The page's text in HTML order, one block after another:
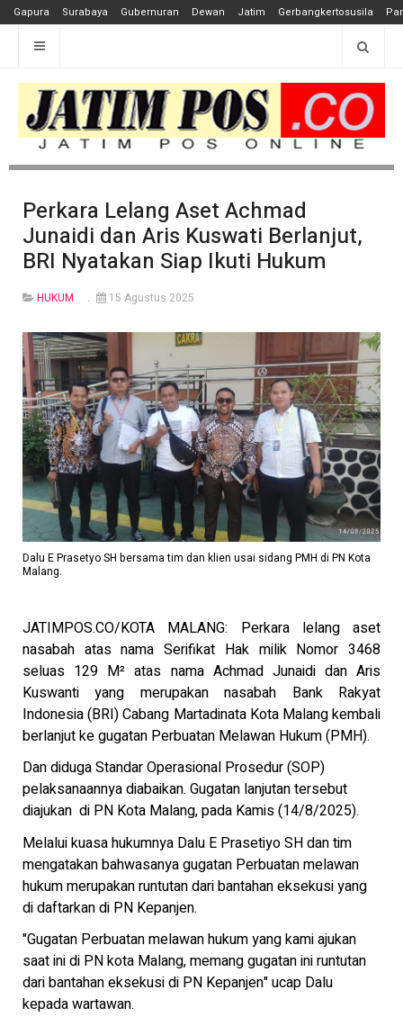
Gapura Surabaya Gubernuran Dewan Jatim Gerbangkertosusila
Perkara Lelang Aset Achmad
Junaidi dan Aris Kuswati Berlanjut,
BRI Nyatakan Siap Ikuti Hukum
HUKUM 15 Agustus 2025
Dalu E Prasetyo SH bersama tim dan klien usai sidang PMH di PN Kota
Malang.
JATIMPOS.CO/KOTA MALANG: Perkara lelang aset
nasabah atas nama Serifikat Hak milik Nomor 3468
seluas 129 M² atas nama Achmad Junaidi dan Aris
Kuswanti yang merupakan nasabah Bank Rakyat
Indonesia (BRI) Cabang Martadinata Kota Malang kembali
berlanjut ke gugatan Perbuatan Melawan Hukum (PMH).
Dan diduga Standar Operasional Prosedur (SOP)
pelaksanaannya diabaikan. Gugatan lanjutan tersebut
diajukan di PN Kota Malang, pada Kamis (14/8/2025).
Melalui kuasa hukumnya Dalu E Prasetiyo SH dan tim
mengatakan bahwasanya gugatan Perbuatan melawan
hukum merupakan runtutan dari bantahan eksekusi yang
di daftarkan di PN Kepanjen.
"Gugatan Perbuatan melawan hukum yang kami ajukan
saat ini di PN kota Malang, memang gugatan ini runtutan
dari bantahan eksekusi di PN Kepanjen" ucap Dalu
kepada wartawan.